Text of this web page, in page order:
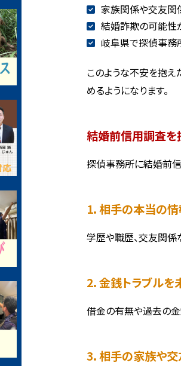
家族関係や交友関
結婚詐欺の可能性
岐阜県で探偵事務
このような不安を抱え
めるようになります。
結婚前信用調査を
探偵事務所に結婚前信
1. 相手の本当の情
学歴や職歴、交友関係
2. 金銭トラブルを
借金の有無や過去の金
3. 相手の家族や交